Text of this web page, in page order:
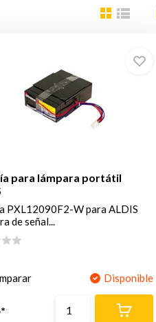
para lámpara portátil
PXL12090F2-W para ALDIS
de señal...
Disponible